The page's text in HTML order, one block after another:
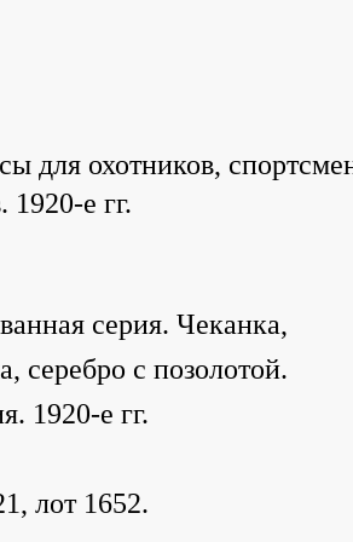
для охотников,
1920-е гг.
серия. Чеканка,
серебро с позолотой.
1920-е гг.
лот 1652.